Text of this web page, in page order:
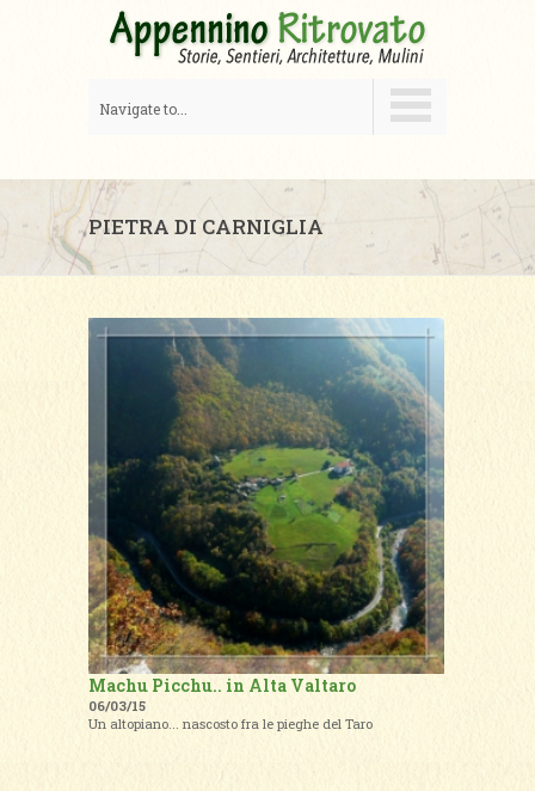
Navigate to...
PIETRA DI CARNIGLIA
Machu Picchu.. in Alta Valtaro
06/03/15
Un altopiano... nascosto fra le pieghe del Taro